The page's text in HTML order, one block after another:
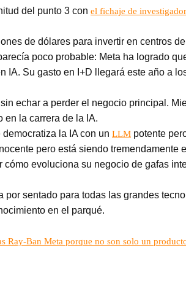
del punto 3 con el fichaje de
de dólares para invertir en centros
poco probable: Meta ha logrado
IA. Su gasto en I+D llegará este año a
echar a perder el negocio principal.
en la carrera de la IA.
la IA con un LLM potente
pero está siendo tremendamente
evoluciona su negocio de gafas
por sentado para todas las grandes
en el parqué.
Ray-Ban Meta porque no son solo un